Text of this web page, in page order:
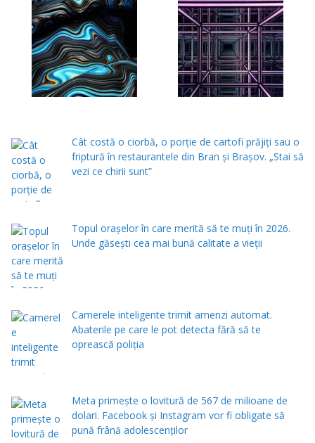
Cât costă o ciorbă, o porţie de cartofi prăjiţi sau o
friptură în restaurantele din Bran şi Braşov. „Stai să
vezi ce chirii sunt”
Topul orașelor în care merită să te muți în 2026.
Unde găsești cea mai bună calitate a vieții
Camerele inteligente trimit amenzi automat.
Abaterile pe care le pot detecta fără să te
oprească poliția
Meta primește o lovitură de 567 de milioane de
dolari. Facebook și Instagram vor fi obligate să
pună frână adolescenților